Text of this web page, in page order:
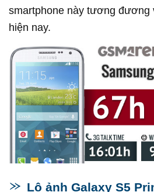
smartphone này tương đương
hiện nay.
Lộ ảnh Galaxy S5